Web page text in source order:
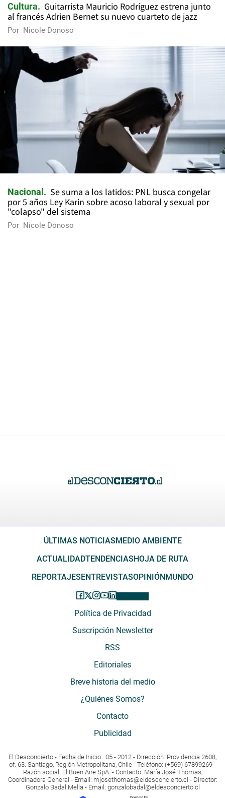
Cultura
Guitarrista Mauricio Rodríguez estrena junto
al francés Adrien Bernet su nuevo cuarteto de jazz
Por Nicole Donoso
Nacional
Se suma a los latidos: PNL busca congelar
por 5 años Ley Karin sobre acoso laboral y sexual por
"colapso" del sistema
Por Nicole Donoso
ÚLTIMAS NOTICIAS MEDIO AMBIENTE
ACTUALIDADTENDENCIAS HOJA DE RUTA
REPORTAJES ENTREVISTASOPINIÓN MUNDO
Política de Privacidad
Suscripción Newsletter
RSS
Editoriales
Breve historia del medio
¿Quiénes Somos?
Contacto
Publicidad
El Desconcierto - Fecha de Inicio: 05 - 2012 - Dirección: Providencia 2608,
of. 63. Santiago, Región Metropolitana, Chile - Teléfono: (+569) 67899269 -
Razón social: El Buen Aire SpA. - Contacto: María José Thomas,
Coordinadora General - Email: mjosethomas@eldesconcierto.cl - Director:
Gonzalo Badal Mella - Email: gonzalobadal@eldesconcierto.cl